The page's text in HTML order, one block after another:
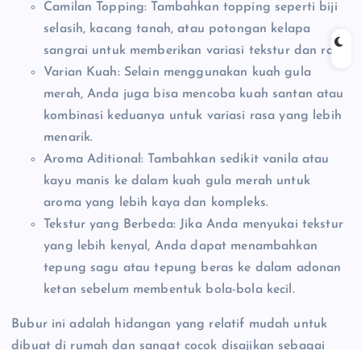
Camilan Topping: Tambahkan topping seperti biji
selasih, kacang tanah, atau potongan kelapa
sangrai untuk memberikan variasi tekstur dan rasa.
Varian Kuah: Selain menggunakan kuah gula
merah, Anda juga bisa mencoba kuah santan atau
kombinasi keduanya untuk variasi rasa yang lebih
menarik.
Aroma Aditional: Tambahkan sedikit vanila atau
kayu manis ke dalam kuah gula merah untuk
aroma yang lebih kaya dan kompleks.
Tekstur yang Berbeda: Jika Anda menyukai tekstur
yang lebih kenyal, Anda dapat menambahkan
tepung sagu atau tepung beras ke dalam adonan
ketan sebelum membentuk bola-bola kecil.
Bubur ini adalah hidangan yang relatif mudah untuk
dibuat di rumah dan sangat cocok disajikan sebagai